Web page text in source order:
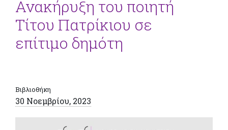
Ανακήρυξη του ποιητή
Τίτου Πατρίκιου σε
επίτιμο δημότη
Βιβλιοθήκη
30 Νοεμβρίου, 2023